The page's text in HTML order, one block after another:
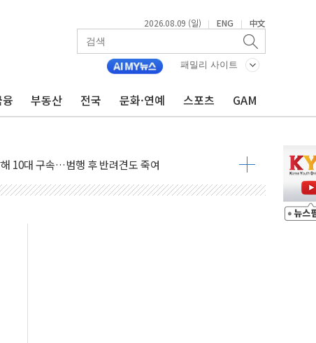
2026.08.09 (일) | ENG | 中文
패밀리 사이트
부동산 전국 문화·연예 스포츠 GAM
발생…작업자 1명 숨져
강 AI융합실증센터' 들어선다
'1.48%p' 차 선두 유지...金 46.01% vs 鄭 44.53%
중기 당선...합산득표율 68.63%
서 정청래에 승리…金 48.54% vs 鄭 44.40%
경선 결과...김민석 48.54% 정청래 44.40%
표...정청래 47.82% 김민석 46.35% 송영길 5.83%
표...김민석 50.30% 정청래 41.94% 송영길 7.76%
급 확정되나…재상고 앞두고 막판 셈법
복상자' 전달
거꾸로' 논란…이틀만에 철거